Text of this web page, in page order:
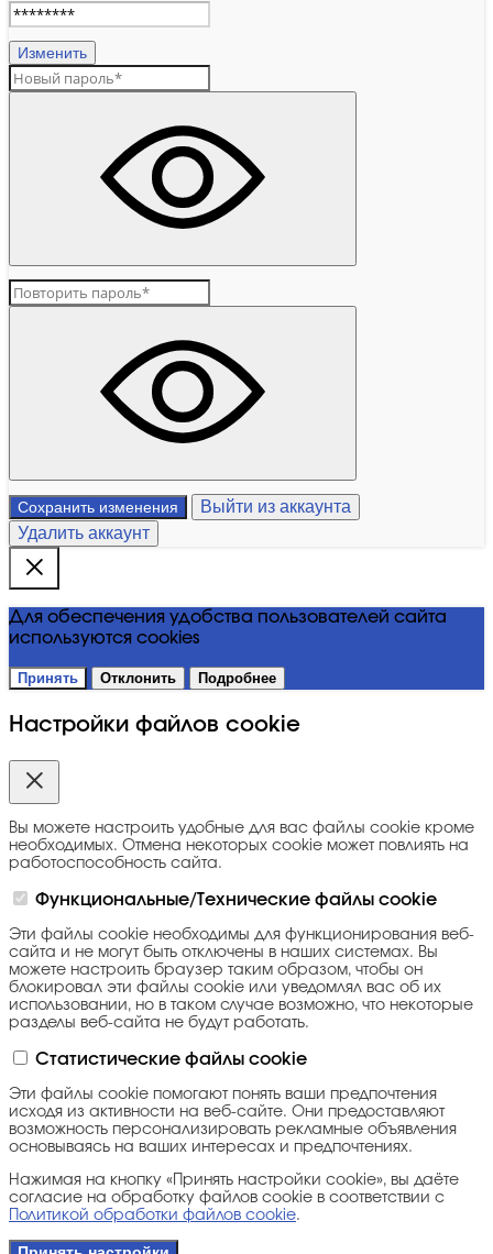
Изменить
Сохранить изменения
Выйти из аккаунта
Удалить аккаунт
Для обеспечения удобства пользователей сайта
используются cookies
Принять Отклонить Подробнее
Настройки файлов cookie
Вы можете настроить удобные для вас файлы cookie кроме
необходимых. Отмена некоторых cookie может повлиять на
работоспособность сайта.
Функциональные/Технические файлы cookie
Эти файлы cookie необходимы для функционирования веб-
сайта и не могут быть отключены в наших системах. Вы
можете настроить браузер таким образом, чтобы он
блокировал эти файлы cookie или уведомлял вас об их
использовании, но в таком случае возможно, что некоторые
разделы веб-сайта не будут работать.
Статистические файлы cookie
Эти файлы cookie помогают понять ваши предпочтения
исходя из активности на веб-сайте. Они предоставляют
возможность персонализировать рекламные объявления
основываясь на ваших интересах и предпочтениях.
Нажимая на кнопку «Принять настройки cookie», вы даёте
согласие на обработку файлов cookie в соответствии с
Политикой обработки файлов cookie.